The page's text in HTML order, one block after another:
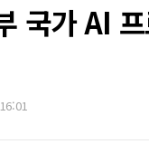
국가 AI